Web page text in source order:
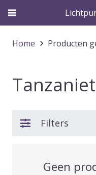
Home Producten
Tanzaniet
Filters
Geen